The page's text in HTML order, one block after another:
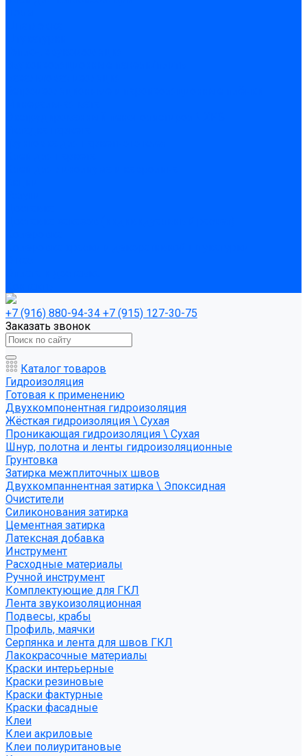
+7 (916) 880-94-34 +7 (915) 127-30-75
Заказать звонок
Каталог товаров
Гидроизоляция
Готовая к применению
Двухкомпонентная гидроизоляция
Жёсткая гидроизоляция \ Сухая
Проникающая гидроизоляция \ Сухая
Шнур, полотна и ленты гидроизоляционные
Грунтовка
Затирка межплиточных швов
Двухкомпаннентная затирка \ Эпоксидная
Очистители
Силиконования затирка
Цементная затирка
Латексная добавка
Инструмент
Расходные материалы
Ручной инструмент
Комплектующие для ГКЛ
Лента звукоизоляционная
Подвесы, крабы
Профиль, маячки
Серпянка и лента для швов ГКЛ
Лакокрасочные материалы
Краски интерьерные
Краски резиновые
Краски фактурные
Краски фасадные
Клеи
Клеи акриловые
Клеи полиуритановые